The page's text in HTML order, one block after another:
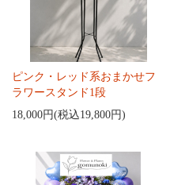
ピンク・レッド系おまかせフ
ラワースタンド1段
18,000円(税込19,800円)